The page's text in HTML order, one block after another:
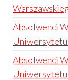
Absolwenci
Uniwersytetu
Absolwenci